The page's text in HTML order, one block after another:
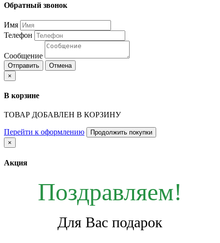
Обратный звонок
Имя
Телефон
Сообщение
Отправить
Отмена
×
В корзине
ТОВАР ДОБАВЛЕН В КОРЗИНУ
Перейти к оформлению
Продолжить покупки
×
Акция
Поздравляем!
Для Вас подарок